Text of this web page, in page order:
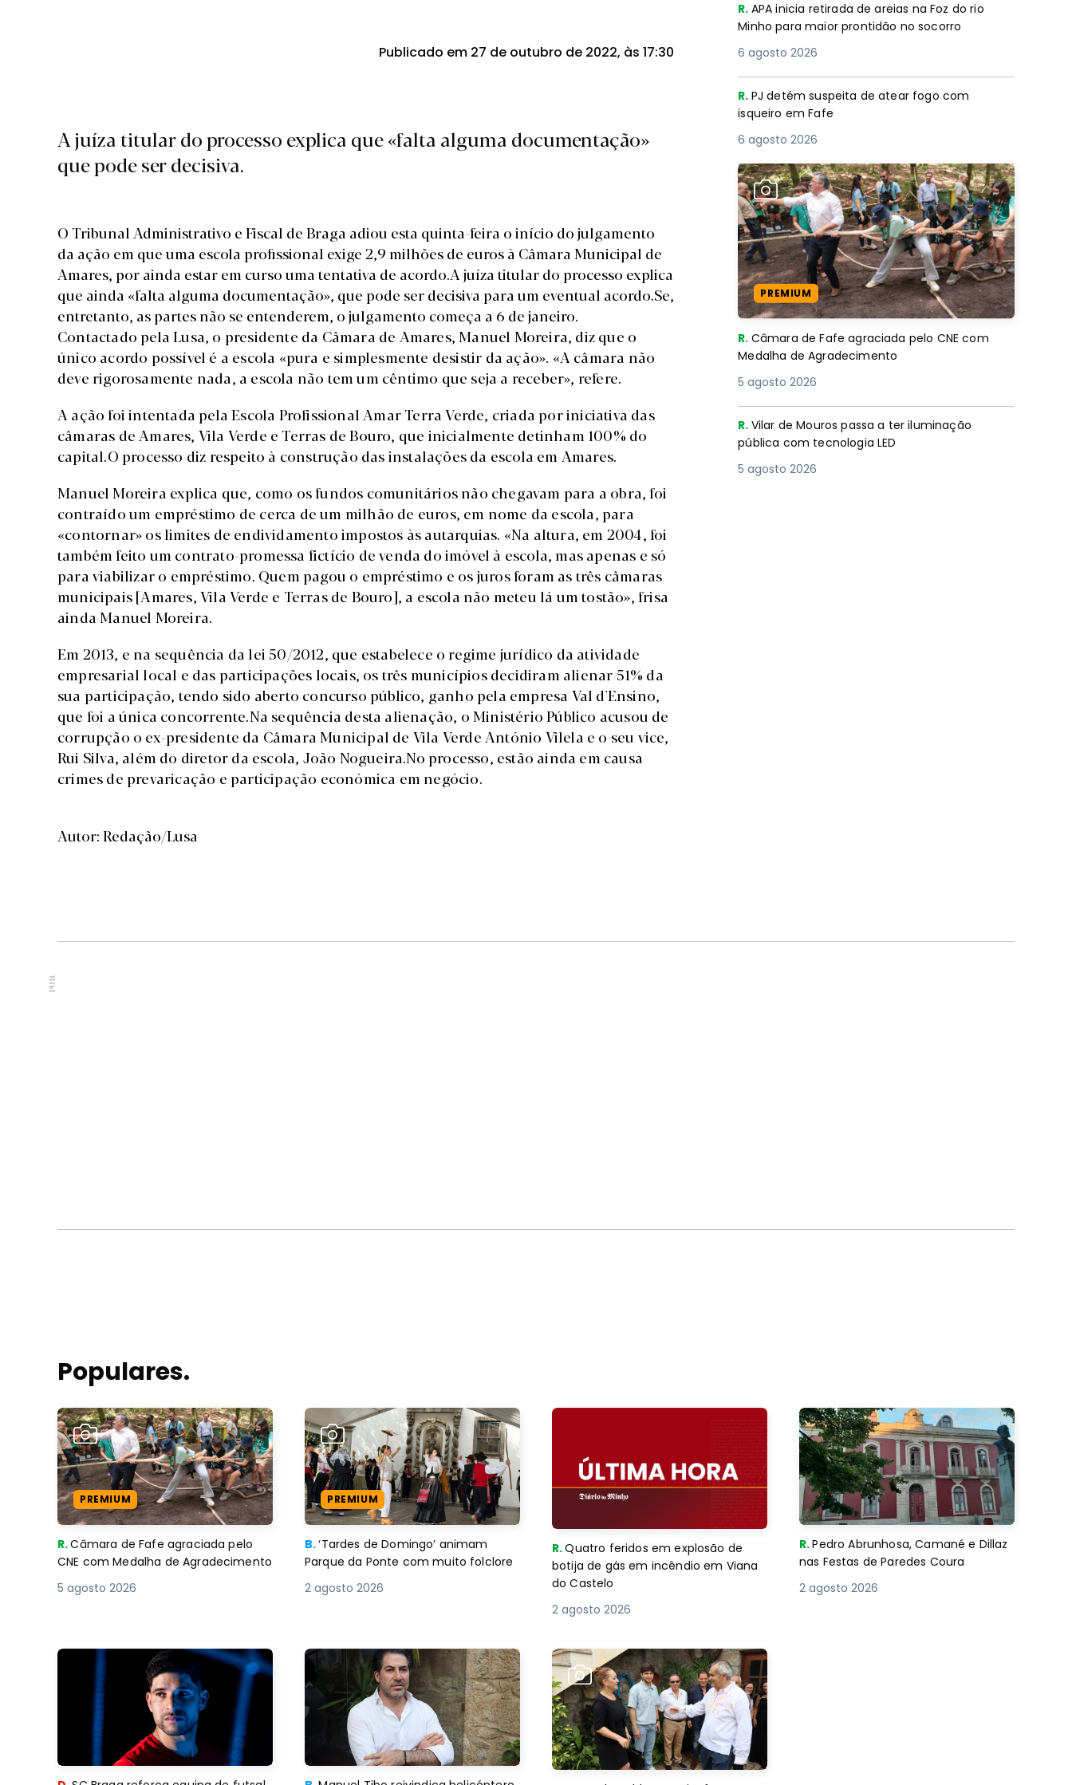
Publicado em 27 de outubro de 2022, às 17:30
A juíza titular do processo explica que «falta alguma documentação»
que pode ser decisiva.
O Tribunal Administrativo e Fiscal de Braga adiou esta quinta-feira o início do julgamento
da ação em que uma escola profissional exige 2,9 milhões de euros à Câmara Municipal de
Amares, por ainda estar em curso uma tentativa de acordo.A juíza titular do processo explica
que ainda «falta alguma documentação», que pode ser decisiva para um eventual acordo.Se,
entretanto, as partes não se entenderem, o julgamento começa a 6 de janeiro.
Contactado pela Lusa, o presidente da Câmara de Amares, Manuel Moreira, diz que o
único acordo possível é a escola «pura e simplesmente desistir da ação». «A câmara não
deve rigorosamente nada, a escola não tem um cêntimo que seja a receber», refere.
A ação foi intentada pela Escola Profissional Amar Terra Verde, criada por iniciativa das
câmaras de Amares, Vila Verde e Terras de Bouro, que inicialmente detinham 100% do
capital.O processo diz respeito à construção das instalações da escola em Amares.
Manuel Moreira explica que, como os fundos comunitários não chegavam para a obra, foi
contraído um empréstimo de cerca de um milhão de euros, em nome da escola, para
«contornar» os limites de endividamento impostos às autarquias. «Na altura, em 2004, foi
também feito um contrato-promessa fictício de venda do imóvel à escola, mas apenas e só
para viabilizar o empréstimo. Quem pagou o empréstimo e os juros foram as três câmaras
municipais [Amares, Vila Verde e Terras de Bouro], a escola não meteu lá um tostão», frisa
ainda Manuel Moreira.
Em 2013, e na sequência da lei 50/2012, que estabelece o regime jurídico da atividade
empresarial local e das participações locais, os três municípios decidiram alienar 51% da
sua participação, tendo sido aberto concurso público, ganho pela empresa Val d'Ensino,
que foi a única concorrente.Na sequência desta alienação, o Ministério Público acusou de
corrupção o ex-presidente da Câmara Municipal de Vila Verde António Vilela e o seu vice,
Rui Silva, além do diretor da escola, João Nogueira.No processo, estão ainda em causa
crimes de prevaricação e participação económica em negócio.
Autor: Redação/Lusa
R. APA inicia retirada de areias na Foz do rio
Minho para maior prontidão no socorro
6 agosto 2026
R. PJ detém suspeita de atear fogo com
isqueiro em Fafe
6 agosto 2026
PREMIUM
R. Câmara de Fafe agraciada pelo CNE com
Medalha de Agradecimento
5 agosto 2026
R. Vilar de Mouros passa a ter iluminação
pública com tecnologia LED
5 agosto 2026
PUB.
Populares.
PREMIUM
R.Câmara de Fafe agraciada pelo
CNE com Medalha de Agradecimento
5 agosto 2026
PREMIUM
B.‘Tardes de Domingo’ animam
Parque da Ponte com muito folclore
2 agosto 2026
R.Quatro feridos em explosão de
botija de gás em incêndio em Viana
do Castelo
2 agosto 2026
R.Pedro Abrunhosa, Camané e Dillaz
nas Festas de Paredes Coura
2 agosto 2026